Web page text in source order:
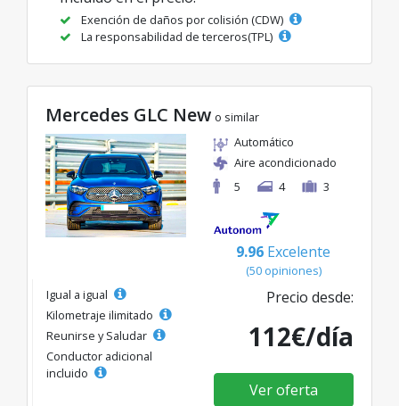
Exención de daños por colisión (CDW)
La responsabilidad de terceros(TPL)
Mercedes GLC New o similar
Automático
Aire acondicionado
5
4 3
9.96 Excelente
(50 opiniones)
Igual a igual
Kilometraje ilimitado
Reunirse y Saludar
Conductor adicional
incluido
Precio desde:
112€/día
Ver oferta